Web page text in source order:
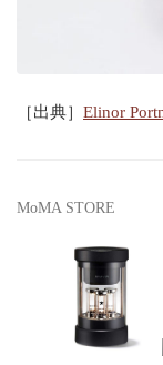
［出典］ Elinor
MoMA STORE